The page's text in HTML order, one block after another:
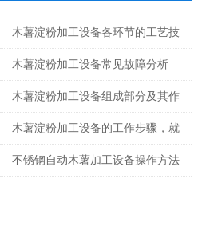
木薯淀粉加工设备各环节的工艺技
术
木薯淀粉加工设备常见故障分析
木薯淀粉加工设备组成部分及其作
用科普
木薯淀粉加工设备的工作步骤，就
差你不知道了！
不锈钢自动木薯加工设备操作方法